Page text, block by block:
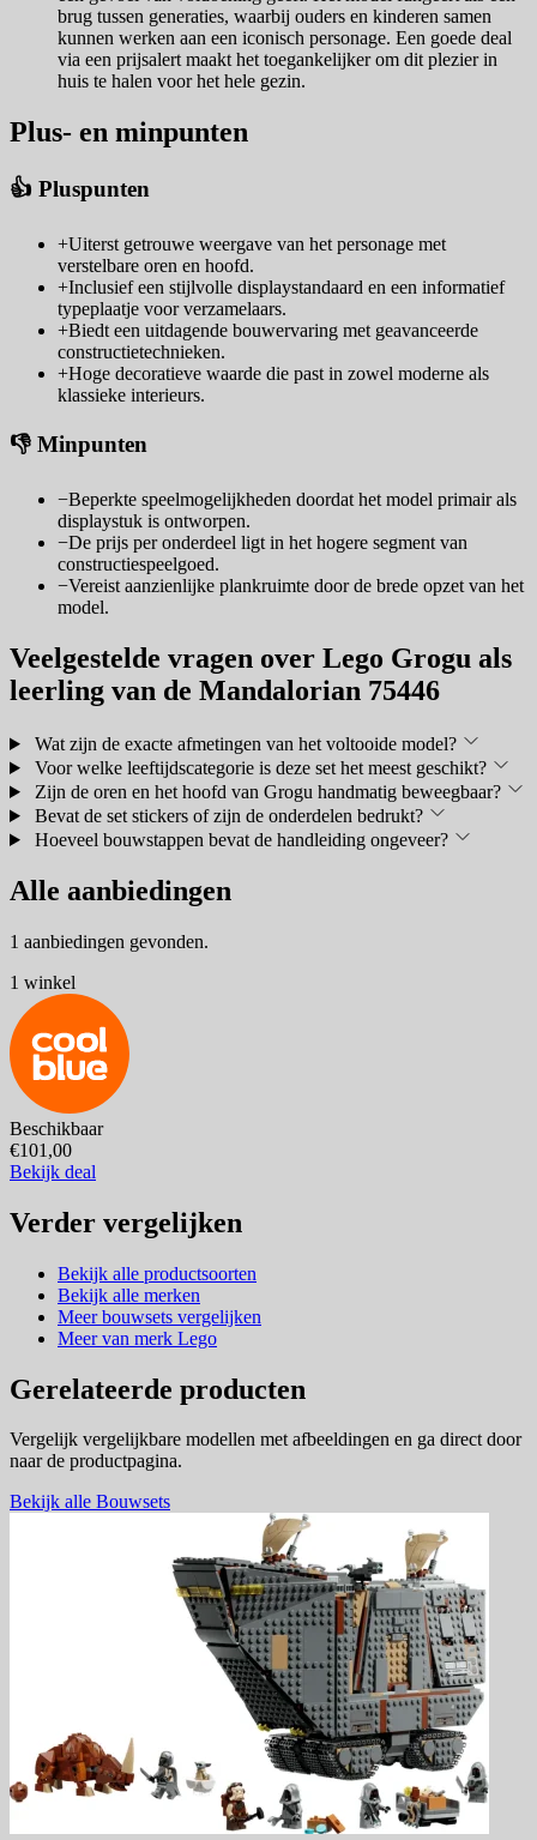
brug tussen generaties, waarbij ouders en kinderen samen
kunnen werken aan een iconisch personage. Een goede deal
via een prijsalert maakt het toegankelijker om dit plezier in
huis te halen voor het hele gezin.
Plus- en minpunten
👍 Pluspunten
+Uiterst getrouwe weergave van het personage met
verstelbare oren en hoofd.
+Inclusief een stijlvolle displaystandaard en een informatief
typeplaatje voor verzamelaars.
+Biedt een uitdagende bouwervaring met geavanceerde
constructietechnieken.
+Hoge decoratieve waarde die past in zowel moderne als
klassieke interieurs.
👎 Minpunten
−Beperkte speelmogelijkheden doordat het model primair als
displaystuk is ontworpen.
−De prijs per onderdeel ligt in het hogere segment van
constructiespeelgoed.
−Vereist aanzienlijke plankruimte door de brede opzet van het
model.
Veelgestelde vragen over Lego Grogu als
leerling van de Mandalorian 75446
Wat zijn de exacte afmetingen van het voltooide model?
Voor welke leeftijdscategorie is deze set het meest geschikt?
Zijn de oren en het hoofd van Grogu handmatig beweegbaar?
Bevat de set stickers of zijn de onderdelen bedrukt?
Hoeveel bouwstappen bevat de handleiding ongeveer?
Alle aanbiedingen
1 aanbiedingen gevonden.
1 winkel
Beschikbaar
€101,00
Bekijk deal
Verder vergelijken
Bekijk alle productsoorten
Bekijk alle merken
Meer bouwsets vergelijken
Meer van merk Lego
Gerelateerde producten
Vergelijk vergelijkbare modellen met afbeeldingen en ga direct door
naar de productpagina.
Bekijk alle Bouwsets